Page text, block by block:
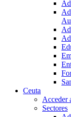
Ceuta
Acceder
Sectores